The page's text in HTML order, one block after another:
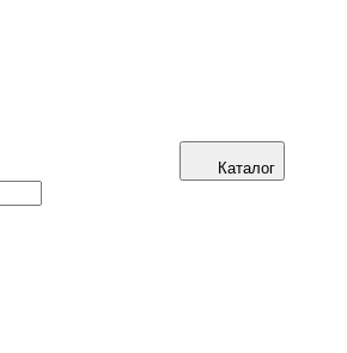
Каталог